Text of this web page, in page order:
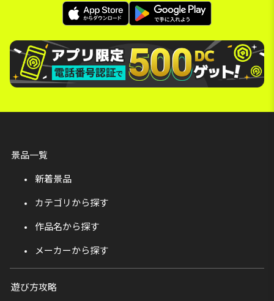
景品一覧
新着景品
カテゴリから探す
作品名から探す
メーカーから探す
遊び方攻略